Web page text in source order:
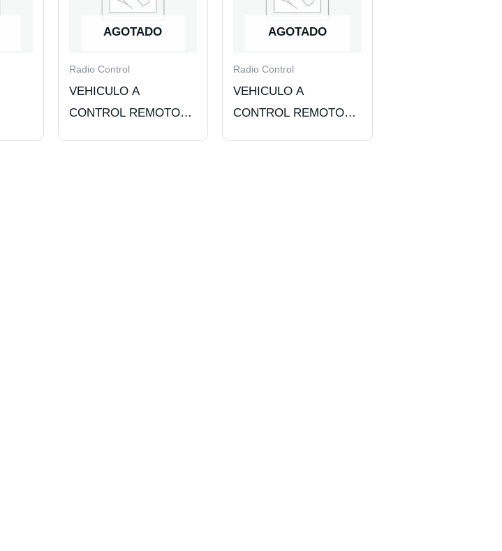
AGOTADO
Radio Control
VEHICULO A
CONTROL REMOTO
AGOTADO
Radio Control
VEHICULO A
CONTROL REMOTO